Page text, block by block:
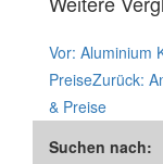
Vor: Aluminium
PreiseZurück:
& Preise
Suchen nach: